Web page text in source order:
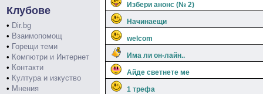
Клубове
• Dir.bg
• Взаимопомощ
• Горещи теми
• Компютри и Интернет
• Контакти
• Култура и изкуство
• Мнения
Избери анонс (№ 2)
Начинаещи
welcom
Има ли он-лайн..
Айде светнете ме
1 трефа